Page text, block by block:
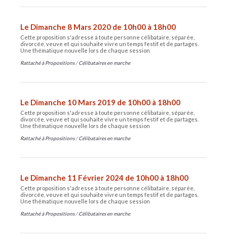
Le Dimanche 8 Mars 2020 de 10h00 à 18h00
Cette proposition s'adresse à toute personne célibataire, séparée,
divorcée, veuve et qui souhaite vivre un temps festif et de partages.
Une thématique nouvelle lors de chaque session
Rattaché à Propositions /Célibataires en marche
Le Dimanche 10 Mars 2019 de 10h00 à 18h00
Cette proposition s'adresse à toute personne célibataire, séparée,
divorcée, veuve et qui souhaite vivre un temps festif et de partages.
Une thématique nouvelle lors de chaque session
Rattaché à Propositions /Célibataires en marche
Le Dimanche 11 Février 2024 de 10h00 à 18h00
Cette proposition s'adresse à toute personne célibataire, séparée,
divorcée, veuve et qui souhaite vivre un temps festif et de partages.
Une thématique nouvelle lors de chaque session
Rattaché à Propositions /Célibataires en marche